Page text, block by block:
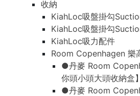
收納
KiahLoc吸盤掛勾
KiahLoc吸盤掛勾
KiahLoc吸力配件
Room Copenhagen 樂
●丹麥 Room
你頭小頭大頭收納盒】
●丹麥 Room